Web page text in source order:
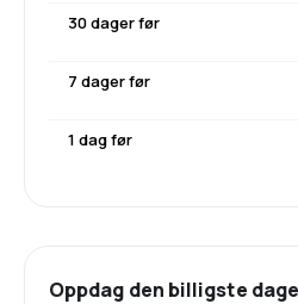
30 dager før
7 dager før
1 dag før
Oppdag den billigste